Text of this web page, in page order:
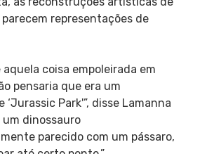
representações de
aquela coisa empoleirada em
pensaria que era um
Park'”, disse Lamanna
um dinossauro
parecido com um pássaro,